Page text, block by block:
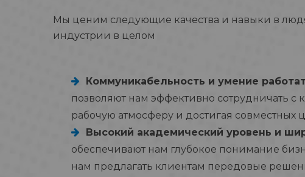
Мы ценим следующие качества и навыки в
индустрии в целом
Коммуникабельность и умение
позволяют нам эффективно сотрудничать с
рабочую атмосферу и достигая совместных
Высокий академический уровень и
обеспечивают нам глубокое понимание
нам предлагать клиентам передовые